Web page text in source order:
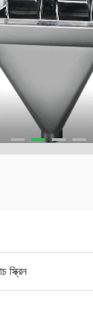
স্ক্রিন